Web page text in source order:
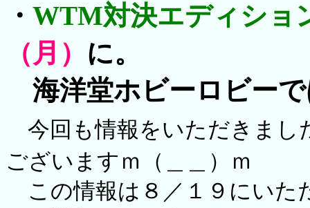
・ WTM対決エディショ
（月） に。
海洋堂ホビーロビー
今回も情報をいただきまし
ございますｍ（＿＿）ｍ
この情報は８／１９にいた